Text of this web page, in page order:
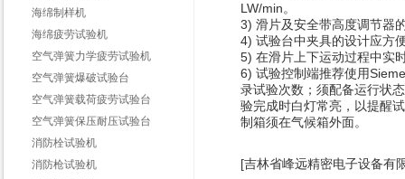
海绵制样机
海绵疲劳试验机
空气弹簧力学疲劳试验机
空气弹簧爆破试验台
空气弹簧载荷疲劳试验台
空气弹簧保压耐压试验台
消防栓试验机
消防枪试验机
LW/min。
3) 滑片及安全带高度调节器
4) 试验台中夹具的设计应方
5) 在滑片上下运动过程中实
6) 试验控制端推荐使用
录试验次数；须配备运行状
验完成时白灯常亮，以提醒
制箱须在气候箱外面。
[吉林省峰远精密电子设备有